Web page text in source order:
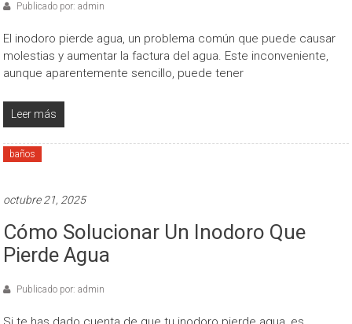
Publicado por: admin
El inodoro pierde agua, un problema común que puede causar
molestias y aumentar la factura del agua. Este inconveniente,
aunque aparentemente sencillo, puede tener
Leer más
baños
octubre 21, 2025
Cómo Solucionar Un Inodoro Que
Pierde Agua
Publicado por: admin